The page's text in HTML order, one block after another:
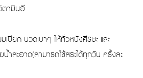
ตามินอี
เปียก นวดเบาๆ ให้ทั่วหนังศีรษะ และ
ำสะอาด(สามารถใช้สระได้ทุกวัน ครั้งละ